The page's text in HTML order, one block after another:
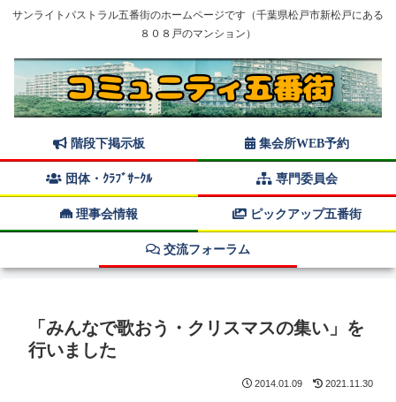
サンライトパストラル五番街のホームページです（千葉県松戸市新松戸にある
８０８戸のマンション）
階段下掲示板 集会所WEB予約
団体・ｸﾗﾌﾞｻｰｸﾙ 専門委員会
理事会情報 ピックアップ五番街
交流フォーラム
「みんなで歌おう・クリスマスの集い」を
行いました
2014.01.09 2021.11.30